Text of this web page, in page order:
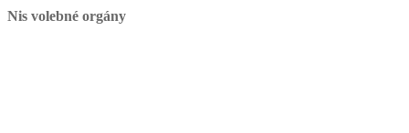
Nis volebné orgány